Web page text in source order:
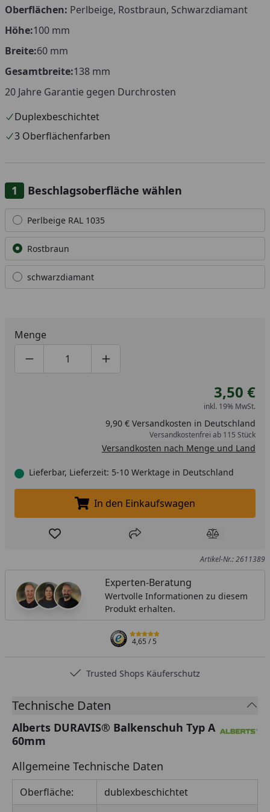
Oberflächen: Perlbeige, Rostbraun, Schwarzdiamant
Höhe:100 mm
Breite:60 mm
Gesamtbreite:138 mm
20 Jahre Garantie gegen Durchrosten
Duplexbeschichtet
3 Oberflächenfarben
Beschlagsoberfläche wählen
Alle anzeigen (3)
Perlbeige RAL 1035
Rostbraun
schwarzdiamant
Menge
Produktmenge um eins verringern
Produktmenge manuell eingeben
Produktmenge um eins erhöhen
3,50 €
inkl. 19% MwSt.
9,90 € Versandkosten in Deutschland
Versandkostenfrei ab 115 Stück
Versandkosten nach Menge und Land
Lieferbar, Lieferzeit: 5-10 Werktage in Deutschland
In den Einkaufswagen legen
In den Einkaufswagen
Produkt zur Wunschliste hinzufügen
Teilen Produkt
Artikel-Nr.: 2611389
Experten-Beratung
Wertvolle Informationen zu diesem
Produkt erhalten.
4,65/ 5
Trusted Shops Käuferschutz
Technische Daten
Alberts DURAVIS® Balkenschuh Typ A
60mm
Allgemeine Technische Daten
Oberfläche:
dublexbeschichtet